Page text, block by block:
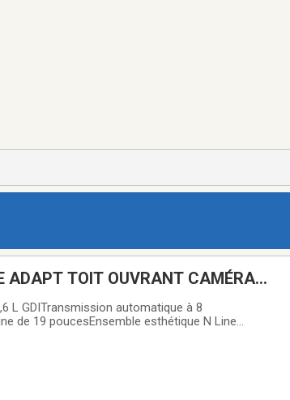
ADAPT TOIT OUVRANT CAMÉRA
L GDITransmission automatique à 8
de 19 poucesEnsemble esthétique N Line